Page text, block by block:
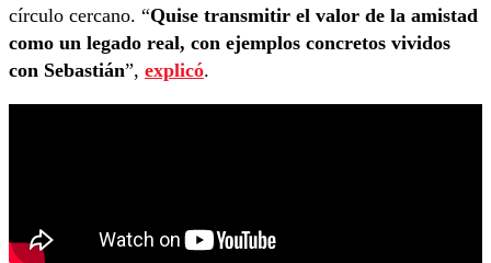
círculo cercano. “Quise transmitir el valor de la amistad
como un legado real, con ejemplos concretos vividos
con Sebastián”, explicó.